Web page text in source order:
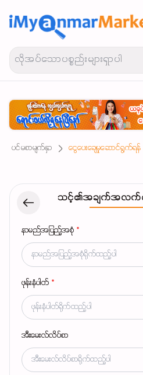
ပင်မစာမျက်နှာ ငွေပေးချေမှုဆောင်ရွက်ရန်
သင့်၏အချက်အလက်မျ
နာမည်အပြည့်အစုံ *
ဖုန်းနံပါတ် *
အီးမေးလ်လိပ်စာ